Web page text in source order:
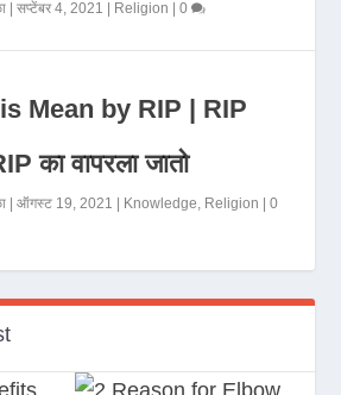
|सप्टेंबर 4, 2021 Religion |0
Mean by RIP | RIP
का वापरला जातो
|ऑगस्ट 19, 2021 Knowledge, Religion |0